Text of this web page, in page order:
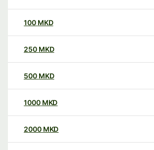
100 MKD
250 MKD
500 MKD
1000 MKD
2000 MKD